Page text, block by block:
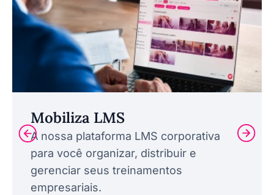
Mobiliza LMS
A nossa plataforma LMS corporativa
para você organizar, distribuir e
gerenciar seus treinamentos
empresariais.